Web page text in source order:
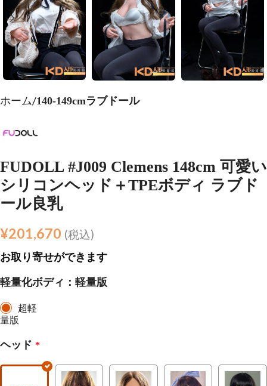
ホーム 140-149cmラブドール
FUDOLL #J009 Clemens 148cm 可愛い
シリコンヘッド＋TPEボディ ラブド
ール良乳
¥201,670 (税込)
お取り寄せができます
軽量化ボディ：軽量版
超軽
量版
ヘッド *